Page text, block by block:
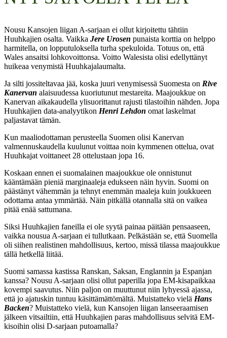
Nousu Kansojen liigan A-sarjaan ei ollut kirjoitettu tähtiin
Huuhkajien osalta. Vaikka Jere Urosen punaista korttia on helppo
harmitella, on lopputuloksella turha spekuloida. Totuus on, että
Wales ansaitsi lohkovoittonsa. Voitto Walesista olisi edellyttänyt
huikeaa venymistä Huuhkajalaumalta.
Ja silti jossiteltavaa jää, koska juuri venymisessä Suomesta on Rive
Kanervan alaisuudessa kuoriutunut mestareita. Maajoukkue on
Kanervan aikakaudella ylisuorittanut rajusti tilastoihin nähden. Jopa
Huuhkajien data-analyytikon Henri Lehdon omat laskelmat
paljastavat tämän.
Kun maaliodottaman perusteella Suomen olisi Kanervan
valmennuskaudella kuulunut voittaa noin kymmenen ottelua, ovat
Huuhkajat voittaneet 28 ottelustaan jopa 16.
Koskaan ennen ei suomalainen maajoukkue ole onnistunut
kääntämään pieniä marginaaleja edukseen näin hyvin. Suomi on
päästänyt vähemmän ja tehnyt enemmän maaleja kuin joukkueen
odottama antaa ymmärtää. Näin pitkällä otannalla sitä on vaikea
pitää enää sattumana.
Siksi Huuhkajien faneilla ei ole syytä painaa päitään pensaaseen,
vaikka nousua A-sarjaan ei tullutkaan. Pelkästään se, että Suomella
oli siihen realistinen mahdollisuus, kertoo, missä tilassa maajoukkue
tällä hetkellä liitää.
Suomi samassa kastissa Ranskan, Saksan, Englannin ja Espanjan
kanssa? Nousu A-sarjaan olisi ollut paperilla jopa EM-kisapaikkaa
kovempi saavutus. Niin paljon on muuttunut niin lyhyessä ajassa,
että jo ajatuskin tuntuu käsittämättömältä. Muistatteko vielä Hans
Backen? Muistatteko vielä, kun Kansojen liigan lanseeraamisen
jälkeen vitsailtiin, että Huuhkajien paras mahdollisuus selvitä EM-
kisoihin olisi D-sarjaan putoamalla?